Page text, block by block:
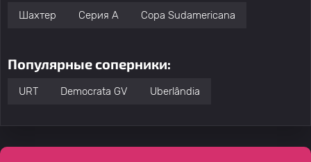
Шахтер Серия А Copa Sudamericana
Популярные соперники:
URT Democrata GV Uberlândia